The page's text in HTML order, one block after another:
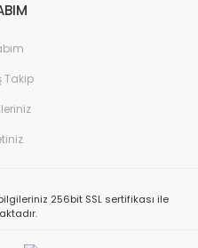
Takip
256bit SSL sertifikası ile